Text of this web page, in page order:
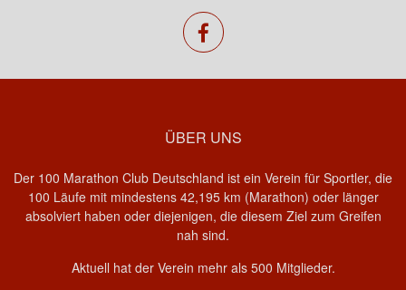
facebook
ÜBER UNS
Der 100 Marathon Club Deutschland ist ein Verein für Sportler, die
100 Läufe mit mindestens 42,195 km (Marathon) oder länger
absolviert haben oder diejenigen, die diesem Ziel zum Greifen
nah sind.
Aktuell hat der Verein mehr als 500 Mitglieder.